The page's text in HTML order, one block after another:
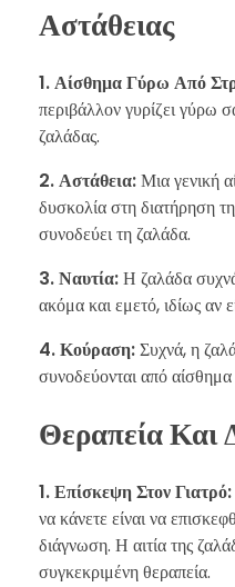
Αστάθειας
1. Αίσθημα Γύρω Από
περιβάλλον γυρίζει γύρω
ζαλάδας.
2. Αστάθεια:Μια γενική
δυσκολία στη διατήρηση
συνοδεύει τη ζαλάδα.
3. Ναυτία:Η ζαλάδα
ακόμα και εμετό, ιδίως αν
4. Κούραση:Συχνά, η
συνοδεύονται από
Θεραπεία Και
1. Επίσκεψη Στον Γιατρό:
να κάνετε είναι να
διάγνωση. Η αιτία της
συγκεκριμένη θεραπεία.